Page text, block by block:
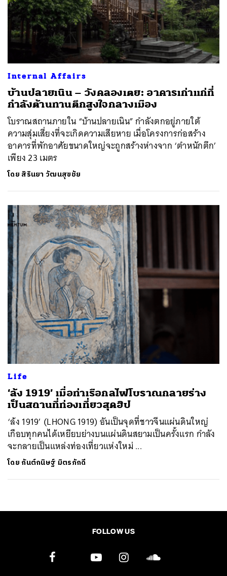
Internal Affairs
บ้านปลายเนิน – วังคลองเตย: อาคารเก่าแก่ที่
กำลังต้านทานตึกสูงใจกลางเมือง
โบราณสถานภายใน “บ้านปลายเนิน” กำลังตกอยู่ภายใต้
ความสุ่มเสี่ยงที่จะเกิดความเสียหาย เมื่อโครงการก่อสร้าง
อาคารที่พักอาศัยขนาดใหญ่จะถูกสร้างห่างจาก ‘ตำหนักตึก’
เพียง 23 เมตร
โดย สิรินยา วัฒนสุขชัย
Life
‘ล้ง 1919’ เมื่อท่าเรือกลไฟโบราณกลายร่าง
เป็นสถานที่ท่องเที่ยวสุดฮิป
‘ล้ง 1919’ (LHONG 1919) อันเป็นจุดที่ชาวจีนแผ่นดินใหญ่
เกือบทุกคนได้เหยียบย่างบนแผ่นดินสยามเป็นครั้งแรก กำลัง
จะกลายเป็นแหล่งท่องเที่ยวแห่งใหม่ ...
โดย กันต์กนิษฐ์ มิตรภักดี
FOLLOW US